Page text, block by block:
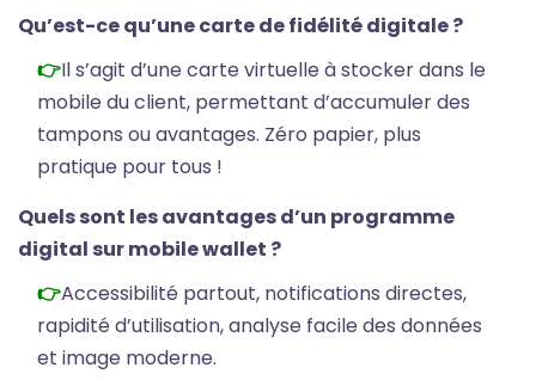
Qu’est-ce qu’une carte de fidélité digitale ?
Il s’agit d’une carte virtuelle à stocker dans le
mobile du client, permettant d’accumuler des
tampons ou avantages. Zéro papier, plus
pratique pour tous !
Quels sont les avantages d’un programme
digital sur mobile wallet ?
Accessibilité partout, notifications directes,
rapidité d’utilisation, analyse facile des données
et image moderne.